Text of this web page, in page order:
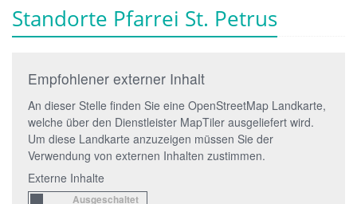
Standorte Pfarrei St. Petrus
Empfohlener externer Inhalt
An dieser Stelle finden Sie eine OpenStreetMap Landkarte,
welche über den Dienstleister MapTiler ausgeliefert wird.
Um diese Landkarte anzuzeigen müssen Sie der
Verwendung von externen Inhalten zustimmen.
Externe Inhalte